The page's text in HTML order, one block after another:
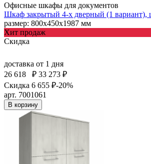
Офисные шкафы для документов
Шкаф закрытый 4-х дверный (1 вариант),
размер: 800х450х1987 мм
Хит продаж
Скидка
доставка от 1 дня
26 618
₽ 33 273 ₽
Скидка 6 655 ₽-20%
арт. 7001061
В корзину